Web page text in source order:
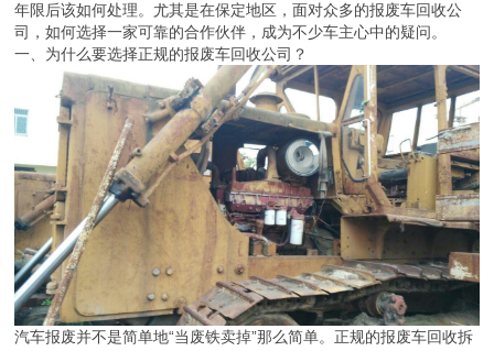
年限后该如何处理。尤其是在保定地区，面对众多的报废车回收公
司，如何选择一家可靠的合作伙伴，成为不少车主心中的疑问。
一、为什么要选择正规的报废车回收公司？
汽车报废并不是简单地“当废铁卖掉”那么简单。正规的报废车回收拆